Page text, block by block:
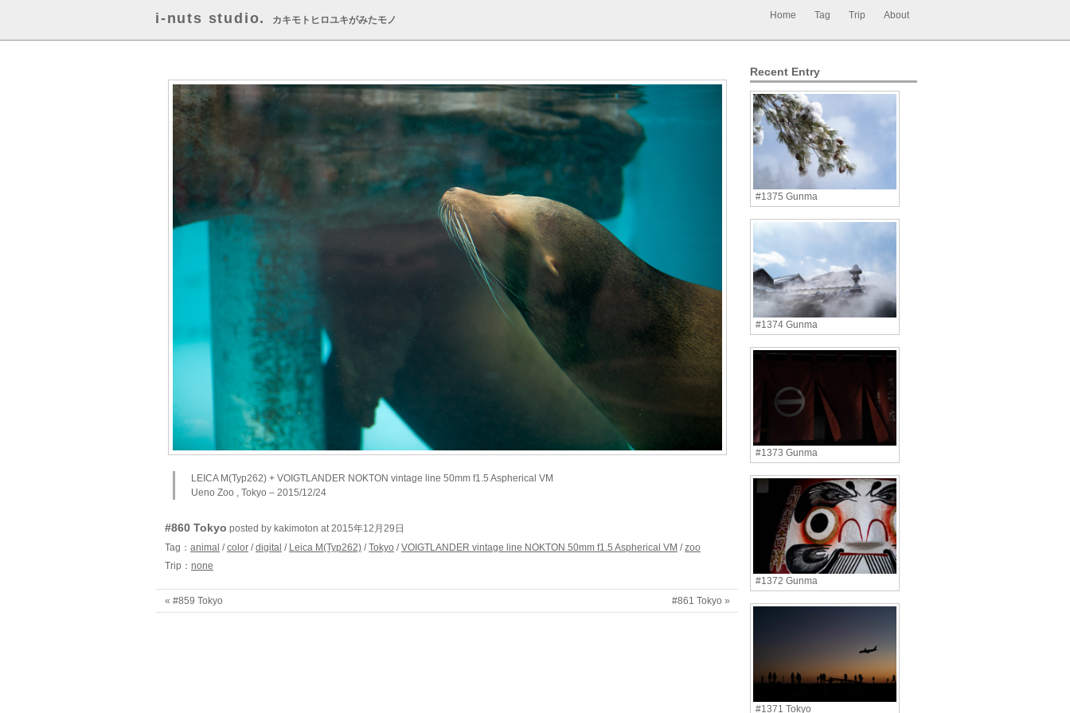
i-nuts studio. カキモトヒロユキがみたモノ Home Tag Trip About
LEICA M(Typ262) + VOIGTLANDER NOKTON vintage line 50mm f1.5 Aspherical VM
Ueno Zoo , Tokyo – 2015/12/24
#860 Tokyo posted by kakimoton at 2015年12月29日
Tag： animal /color /digital / Leica M(Typ262) /Tokyo /VOIGTLANDER vintage line NOKTON 50mm f1.5 Aspherical VM /zoo
Trip： none
« #859 Tokyo #861 Tokyo »
Recent Entry
#1375 Gunma
#1374 Gunma
#1373 Gunma
#1372 Gunma
#1371 Tokyo